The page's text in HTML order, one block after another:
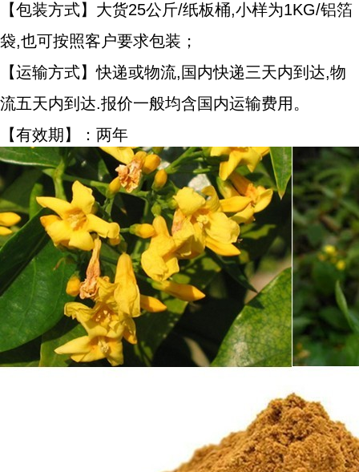
【包装方式】大货25公斤/纸板桶,小样为1KG/铝箔
袋,也可按照客户要求包装；
【运输方式】快递或物流,国内快递三天内到达,物
流五天内到达.报价一般均含国内运输费用。
【有效期】：两年